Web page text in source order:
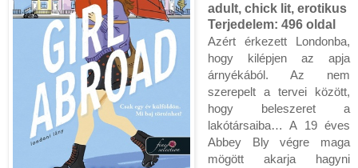
adult, chick lit, erotikus
Terjedelem: 496 oldal
Azért érkezett Londonba,
hogy kilépjen az apja
árnyékából. Az nem
szerepelt a tervei között,
hogy beleszeret a
lakótársaiba… A 19 éves
Abbey Bly végre maga
mögött akarja hagyni